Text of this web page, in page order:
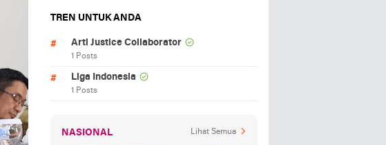
TREN UNTUK ANDA
Arti Justice Collaborator
1 Posts
Liga Indonesia
1 Posts
NASIONAL Lihat Semua